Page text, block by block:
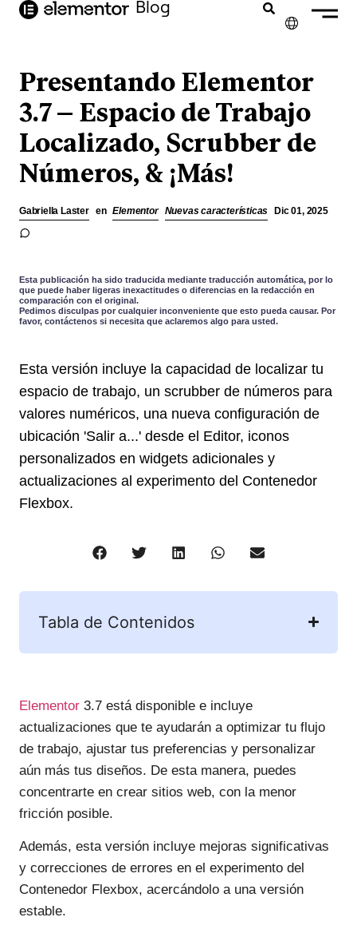
contenido Blog
FRANÇAIS
NEDERLANDS
DEUTSCH
Presentando Elementor
3.7 – Espacio de Trabajo
Localizado, Scrubber de
Números, & ¡Más!
Gabriella Laster en Elementor Nuevas características Dic 01, 2025
Esta publicación ha sido traducida mediante traducción automática, por lo
que puede haber ligeras inexactitudes o diferencias en la redacción en
comparación con el original.
Pedimos disculpas por cualquier inconveniente que esto pueda causar. Por
favor, contáctenos si necesita que aclaremos algo para usted.
Esta versión incluye la capacidad de localizar tu
espacio de trabajo, un scrubber de números para
valores numéricos, una nueva configuración de
ubicación 'Salir a...' desde el Editor, iconos
personalizados en widgets adicionales y
actualizaciones al experimento del Contenedor
Flexbox.
Tabla de Contenidos
Elementor 3.7 está disponible e incluye
actualizaciones que te ayudarán a optimizar tu flujo
de trabajo, ajustar tus preferencias y personalizar
aún más tus diseños. De esta manera, puedes
concentrarte en crear sitios web, con la menor
fricción posible.
Además, esta versión incluye mejoras significativas
y correcciones de errores en el experimento del
Contenedor Flexbox, acercándolo a una versión
estable.